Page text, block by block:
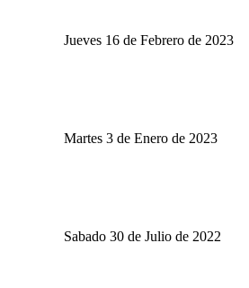
Jueves 16 de Febrero de 2023
Martes 3 de Enero de 2023
Sabado 30 de Julio de 2022